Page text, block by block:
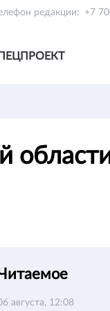
редакции: +7
августа, 12:08